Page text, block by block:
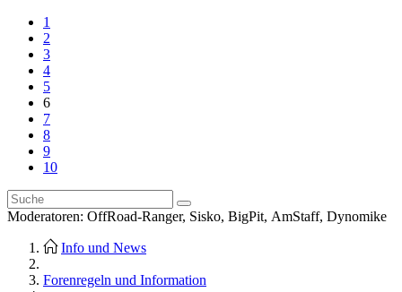
1
2
3
4
5
6
7
8
9
10
Moderatoren: OffRoad-Ranger, Sisko, BigPit, AmStaff, Dynomike
Info und News
Forenregeln und Information